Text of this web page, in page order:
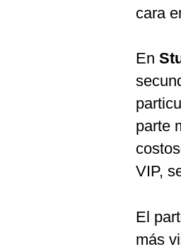
cara
En
parte
VIP,
El
más